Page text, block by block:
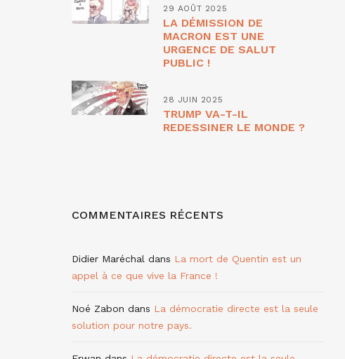
29 AOÛT 2025
LA DÉMISSION DE
MACRON EST UNE
URGENCE DE SALUT
PUBLIC !
28 JUIN 2025
TRUMP VA-T-IL
REDESSINER LE MONDE ?
COMMENTAIRES RÉCENTS
Didier Maréchal dans La mort de Quentin est un
appel à ce que vive la France !
Noé Zabon dans La démocratie directe est la seule
solution pour notre pays.